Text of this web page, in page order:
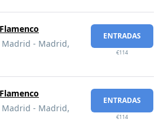
Madrid - Madrid,
ENTRADAS
€114
Madrid - Madrid,
ENTRADAS
€114